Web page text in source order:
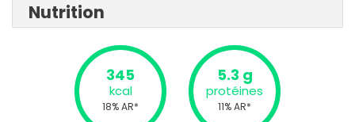
Nutrition
345
kcal
18% AR*
5.3 g
protéines
11% AR*